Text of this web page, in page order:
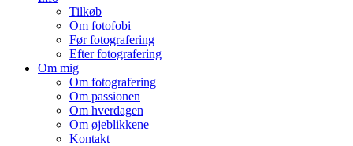
Tilkøb
Om fotofobi
Før fotografering
Efter fotografering
Om mig
Om fotografering
Om passionen
Om hverdagen
Om øjeblikkene
Kontakt